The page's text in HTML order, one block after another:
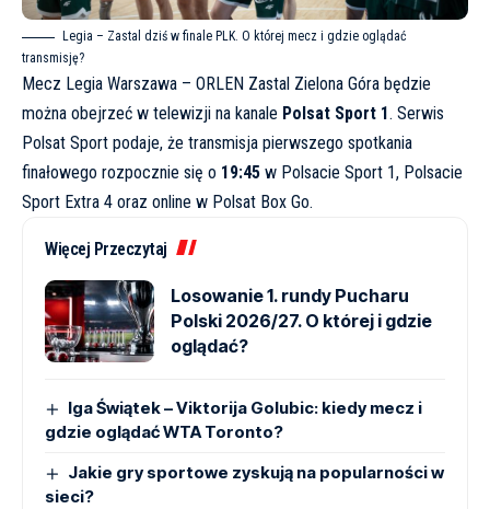
Legia – Zastal dziś w finale PLK. O której mecz i gdzie oglądać
transmisję?
Mecz Legia Warszawa – ORLEN Zastal Zielona Góra będzie
można obejrzeć w telewizji na kanale Polsat Sport 1. Serwis
Polsat Sport podaje, że transmisja pierwszego spotkania
finałowego rozpocznie się o 19:45 w Polsacie Sport 1, Polsacie
Sport Extra 4 oraz online w Polsat Box Go.
Więcej Przeczytaj
Losowanie 1. rundy Pucharu
Polski 2026/27. O której i gdzie
oglądać?
Iga Świątek – Viktorija Golubic: kiedy mecz i
gdzie oglądać WTA Toronto?
Jakie gry sportowe zyskują na popularności w
sieci?